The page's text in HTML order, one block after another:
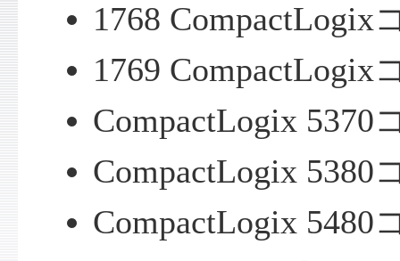
1768 CompactLogix
1769 CompactLogix
CompactLogix 5370
CompactLogix 5380
CompactLogix 5480